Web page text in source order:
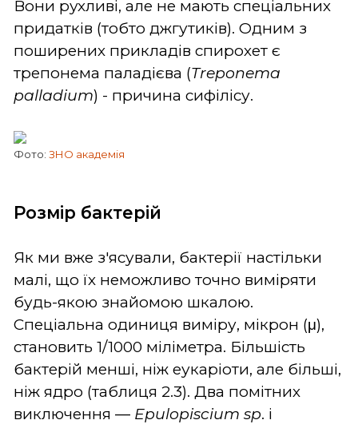
Вони рухливі, але не мають спеціальних
придатків (тобто джгутиків). Одним з
поширених прикладів спирохет є
трепонема паладієва (Treponema
palladium) - причина сифілісу.
Фото: ЗНО академія
Розмір бактерій
Як ми вже з'ясували, бактерії настільки
малі, що їх неможливо точно виміряти
будь-якою знайомою шкалою.
Спеціальна одиниця виміру, мікрон (μ),
становить 1/1000 міліметра. Більшість
бактерій менші, ніж еукаріоти, але більші,
ніж ядро (таблиця 2.3). Два помітних
виключення ― Epulopiscium sp. і